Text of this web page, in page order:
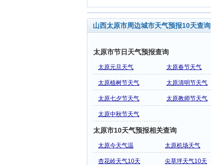
山西太原市周边城市天气预报10天查询
太原市节日天气预报查询
太原元旦天气 太原春节天气
太原植树节天气 太原清明节天气
太原七夕节天气 太原教师节天气
太原中秋节天气
太原市10天气预报相关查询
太原今天气温 太原机场天气
杏花岭天气10天 尖草坪天气10天